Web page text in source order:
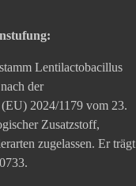
Lentilactobacillus
der
2024/1179 vom 23.
Zusatzstoff,
zugelassen. Er trägt